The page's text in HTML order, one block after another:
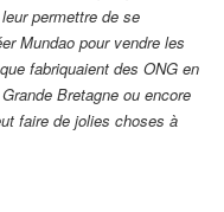
permettre de se
Mundao pour vendre les
fabriquaient des ONG en
Bretagne ou encore
faire de jolies choses à